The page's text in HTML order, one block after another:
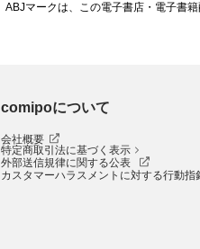
ABJマークは、この電子書店・電子書
comipoについて
会社概要
特定商取引法に基づく表示
外部送信規律に関する公表
カスタマーハラスメントに対する行動指